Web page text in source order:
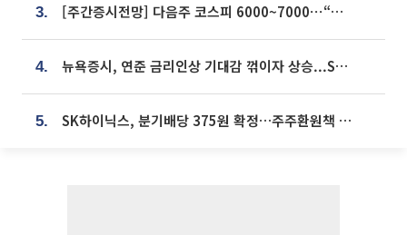
3. [주간증시전망] 다음주 코스피 6000~7000⋯“外人 수급은 정책이 변수”
4. 뉴욕증시, 연준 금리인상 기대감 꺾이자 상승...S&P500 사상 최고치 [종합]
5. SK하이닉스, 분기배당 375원 확정…주주환원책 9월로 앞당겨 발표